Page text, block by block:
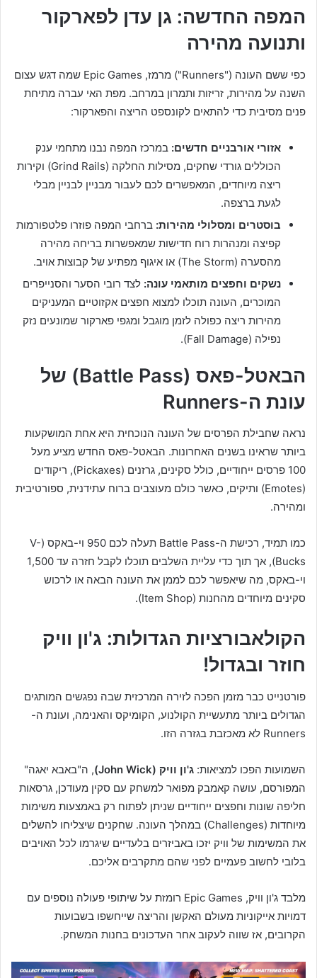
המפה החדשה: גן עדן לפארקור
ותנועה מהירה
כפי ששם העונה ("Runners") מרמז, Epic Games שמה דגש עצום
השנה על מהירות, זריזות ותמרון במרחב. מפת האי עברה מתיחת
פנים מסיבית כדי להתאים לקונספט הריצה והפארקור:
אזורי אורבניים חדשים: במרכז המפה נבנו מתחמי ענק
הכוללים גורדי שחקים, מסילות החלקה (Grind Rails) וקירות
ריצה מיוחדים, המאפשרים לכם לעבור מבניין לבניין מבלי
לגעת ברצפה.
בוסטרים ומסלולי מהירות: ברחבי המפה פוזרו פלטפורמות
קפיצה ומנהרות רוח חדישות שמאפשרות בריחה מהירה
מהסערה (The Storm) או איגוף מפתיע של קבוצות אויב.
נשקים וחפצים מותאמי עונה: לצד רובי הסער והסנייפרים
המוכרים, העונה תוכלו למצוא חפצים אקזוטיים המעניקים
מהירות ריצה כפולה לזמן מוגבל ומגפי פארקור שמונעים נזק
נפילה (Fall Damage).
הבאטל-פאס (Battle Pass) של
עונת ה-Runners
נראה שחבילת הפרסים של העונה הנוכחית היא אחת המושקעות
ביותר שראינו בשנים האחרונות. הבאטל-פאס החדש מציע מעל
100 פרסים ייחודיים, כולל סקינים, גרזנים (Pickaxes), ריקודים
(Emotes) ותיקים, כאשר כולם מעוצבים ברוח עתידנית, ספורטיבית
ומהירה.
כמו תמיד, רכישת ה-Battle Pass תעלה לכם 950 וי-באקס (V-
Bucks), אך תוך כדי עליית השלבים תוכלו לקבל חזרה עד 1,500
וי-באקס, מה שיאפשר לכם לממן את העונה הבאה או לרכוש
סקינים מיוחדים מהחנות (Item Shop).
הקולאבורציות הגדולות: ג'ון וויק
חוזר ובגדול!
פורטנייט כבר מזמן הפכה לזירה המרכזית שבה נפגשים המותגים
הגדולים ביותר מתעשיית הקולנוע, הקומיקס והאנימה, ועונת ה-
Runners לא מאכזבת בגזרה הזו.
השמועות הפכו למציאות: ג'ון וויק (John Wick)
, ה"באבא יאגה"
המפורסם, עושה קאמבק מפואר למשחק עם סקין מעודכן, גרסאות
חליפה שונות וחפצים ייחודיים שניתן לפתוח רק באמצעות משימות
מיוחדות (Challenges) במהלך העונה. שחקנים שיצליחו להשלים
את המשימות של וויק יזכו באביזרים בלעדיים שיגרמו לכל האויבים
בלובי לחשוב פעמיים לפני שהם מתקרבים אליכם.
מלבד ג'ון וויק, Epic Games רומזת על שיתופי פעולה נוספים עם
דמויות אייקוניות מעולם האקשן והריצה שייחשפו בשבועות
הקרובים, אז שווה לעקוב אחר העדכונים בחנות המשחק.